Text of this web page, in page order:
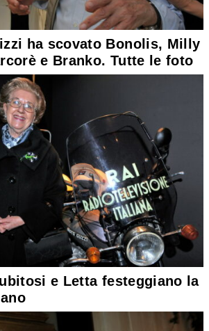
ha scovato Bonolis, Milly
e Branko. Tutte le foto
e Letta festeggiano la